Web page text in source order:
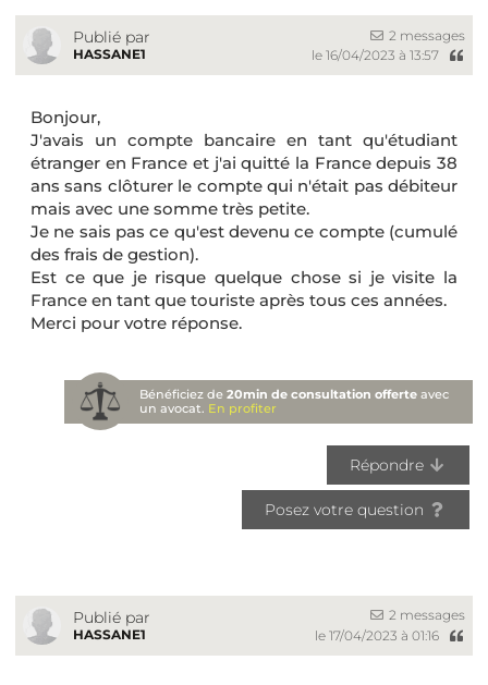
Publié par
HASSANE1
2 messages
le 16/04/2023 à 13:57
Bonjour,
J'avais un compte bancaire en tant qu'étudiant
étranger en France et j'ai quitté la France depuis 38
ans sans clôturer le compte qui n'était pas débiteur
mais avec une somme très petite.
Je ne sais pas ce qu'est devenu ce compte (cumulé
des frais de gestion).
Est ce que je risque quelque chose si je visite la
France en tant que touriste après tous ces années.
Merci pour votre réponse.
Bénéficiez de20min de consultation offerte avec
un avocat. En profiter
Répondre
Posez votre question
Publié par
HASSANE1
2 messages
le 17/04/2023 à 01:16